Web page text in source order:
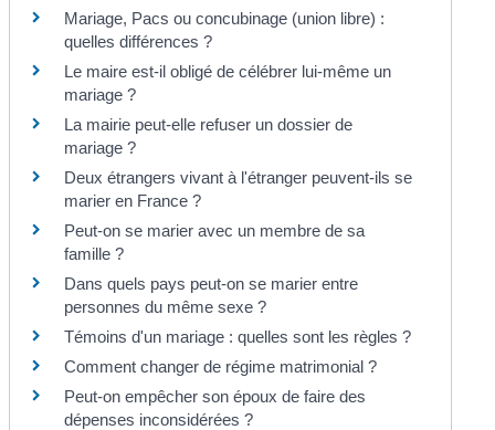
Mariage, Pacs ou concubinage (union libre) :
quelles différences ?
Le maire est-il obligé de célébrer lui-même un
mariage ?
La mairie peut-elle refuser un dossier de
mariage ?
Deux étrangers vivant à l'étranger peuvent-ils se
marier en France ?
Peut-on se marier avec un membre de sa
famille ?
Dans quels pays peut-on se marier entre
personnes du même sexe ?
Témoins d'un mariage : quelles sont les règles ?
Comment changer de régime matrimonial ?
Peut-on empêcher son époux de faire des
dépenses inconsidérées ?